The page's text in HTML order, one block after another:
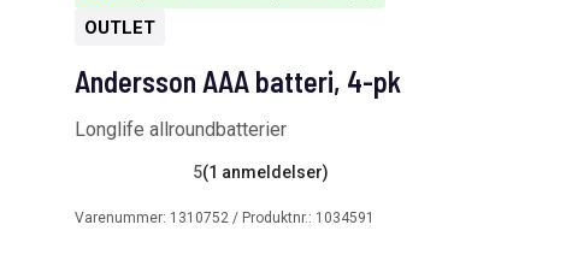
OUTLET
Andersson AAA batteri, 4-pk
Longlife allroundbatterier
5(1 anmeldelser)
Varenummer: 1310752 / Produktnr.: 1034591